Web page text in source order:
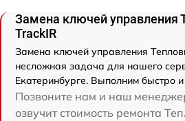
Замена ключей управления
TrackIR
Замена ключей управления
несложная задача для нашего
Екатеринбурге. Выполним быстро и
Позвоните нам и наш
озвучит стоимость ремонта